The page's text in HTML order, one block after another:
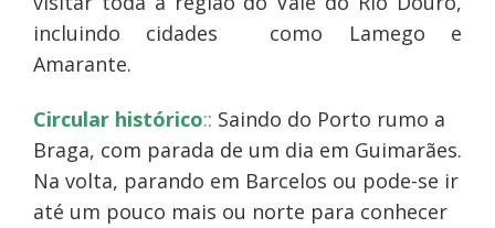
incluindo cidades como Lamego e
Amarante.
Circular histórico:: Saindo do Porto rumo a
Braga, com parada de um dia em Guimarães.
Na volta, parando em Barcelos ou pode-se ir
até um pouco mais ou norte para conhecer